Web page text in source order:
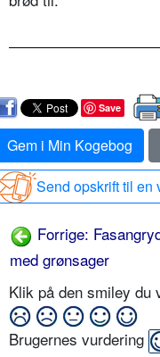
Save
Gem i Min Kogebog
Send opskrift til en
Forrige:
med grønsager
Klik på den smiley du
Brugernes vurdering